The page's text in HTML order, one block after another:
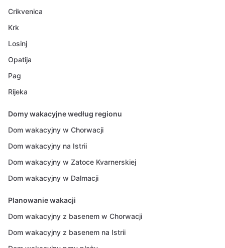
Crikvenica
Krk
Losinj
Opatija
Pag
Rijeka
Domy wakacyjne według regionu
Dom wakacyjny w Chorwacji
Dom wakacyjny na Istrii
Dom wakacyjny w Zatoce Kvarnerskiej
Dom wakacyjny w Dalmacji
Planowanie wakacji
Dom wakacyjny z basenem w Chorwacji
Dom wakacyjny z basenem na Istrii